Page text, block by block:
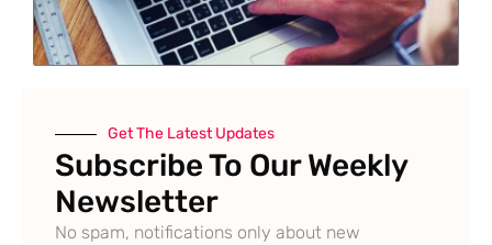
Get The Latest Updates
Subscribe To Our Weekly
Newsletter
No spam, notifications only about new